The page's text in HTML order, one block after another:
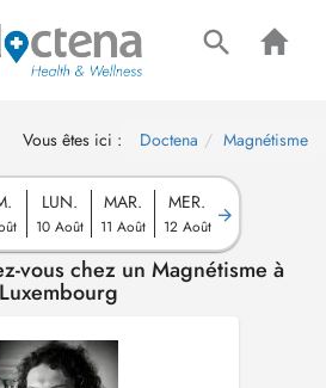
Vous êtes ici : Doctena Magnétisme
LUN.
10 Août
MAR.
11 Août
MER.
12 Août
vous chez un Magnétisme à
Luxembourg